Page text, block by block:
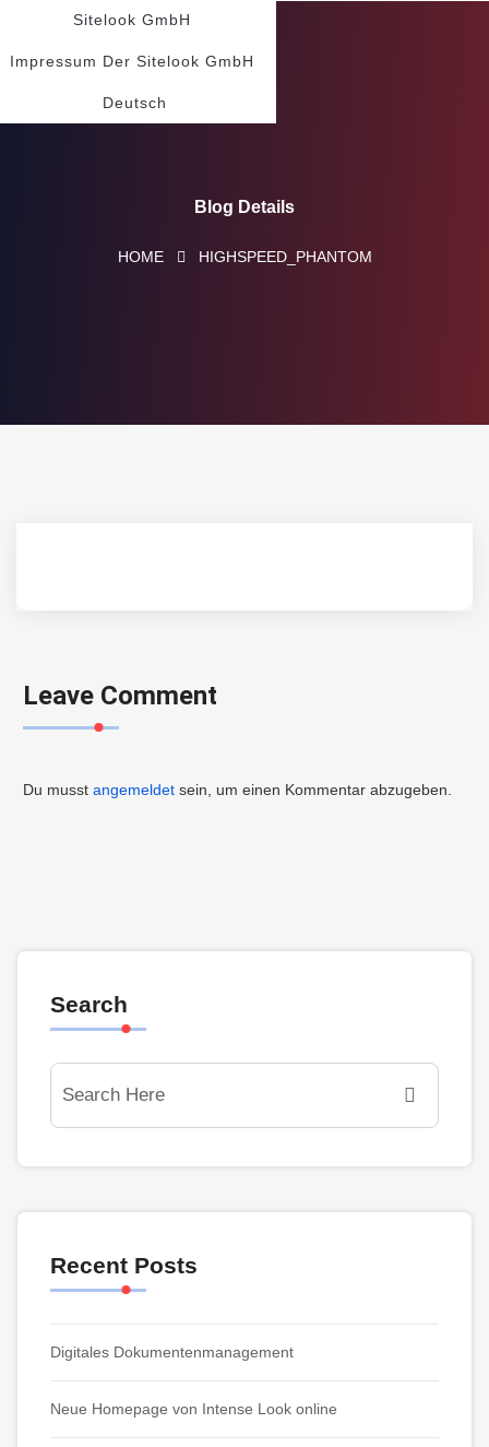
Sitelook GmbH
Impressum Der Sitelook GmbH
Deutsch
Blog Details
HOME HIGHSPEED_PHANTOM
Leave Comment
Du musst angemeldet sein, um einen Kommentar abzugeben.
Search
Recent Posts
Digitales Dokumentenmanagement
Neue Homepage von Intense Look online